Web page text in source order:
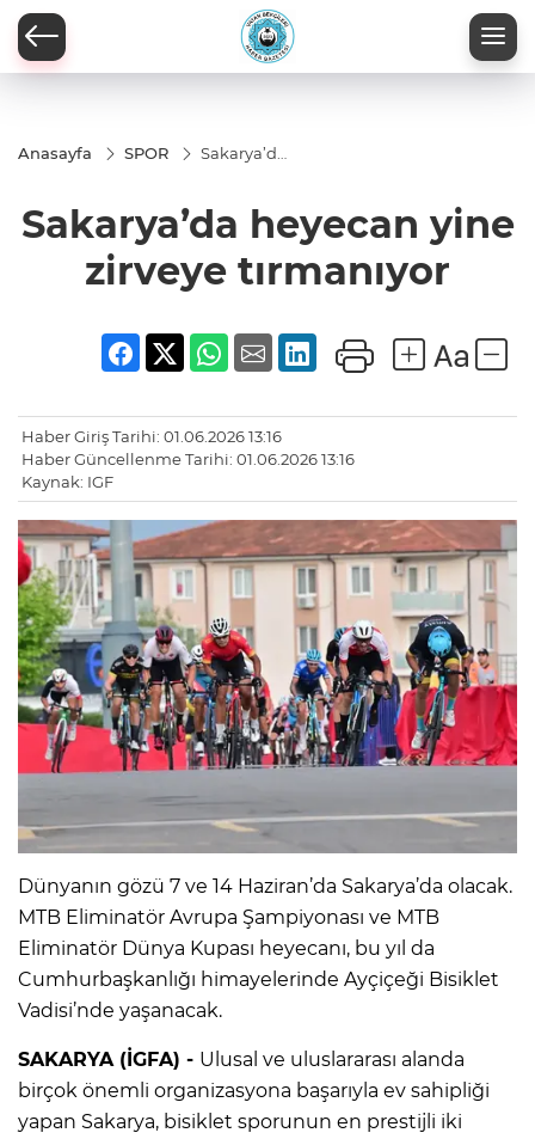
Anasayfa SPOR
Sakarya’da
zirveye
tırmanıyor
Sakarya’da heyecan yine
zirveye tırmanıyor
Haber Giriş Tarihi: 01.06.2026 13:16
Haber Güncellenme Tarihi: 01.06.2026 13:16
Kaynak: IGF
Dünyanın gözü 7 ve 14 Haziran’da Sakarya’da olacak.
MTB Eliminatör Avrupa Şampiyonası ve MTB
Eliminatör Dünya Kupası heyecanı, bu yıl da
Cumhurbaşkanlığı himayelerinde Ayçiçeği Bisiklet
Vadisi’nde yaşanacak.
SAKARYA (İGFA) - Ulusal ve uluslararası alanda
birçok önemli organizasyona başarıyla ev sahipliği
yapan Sakarya, bisiklet sporunun en prestijli iki